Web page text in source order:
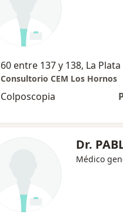
60 entre 137 y 138, La Plata
Consultorio CEM Los Hornos
Colposcopia
Dr.
Médico